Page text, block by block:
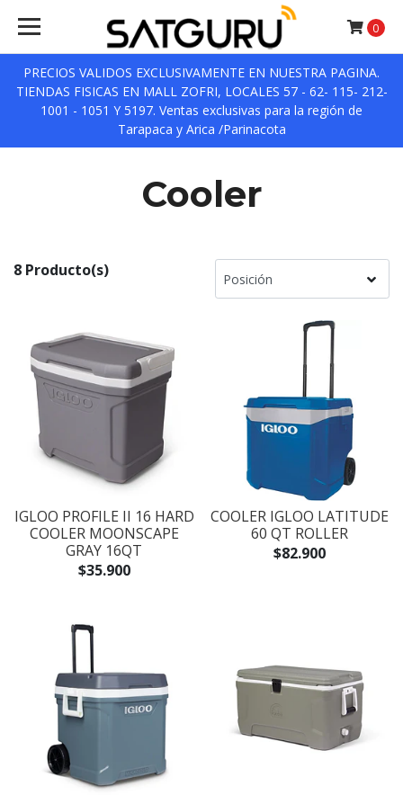
PRECIOS VALIDOS EXCLUSIVAMENTE EN NUESTRA PAGINA.
TIENDAS FISICAS EN MALL ZOFRI, LOCALES 57 - 62- 115- 212-
1001 - 1051 Y 5197. Ventas exclusivas para la región de
Tarapaca y Arica /Parinacota
0
Cooler
8 Producto(s)
IGLOO PROFILE II 16 HARD
COOLER MOONSCAPE
GRAY 16QT
$35.900
COOLER IGLOO LATITUDE
60 QT ROLLER
$82.900